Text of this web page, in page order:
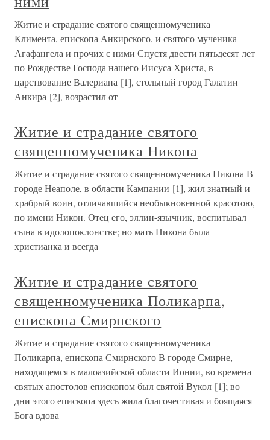
Житие и страдание святого священномученика
Климента, епископа Анкирского, и святого мученика
Агафангела и прочих с ними Спустя двести пятьдесят лет
по Рождестве Господа нашего Иисуса Христа, в
царствование Валериана [1], стольный город Галатии
Анкира [2], возрастил от
Житие и страдание святого
священномученика Никона
Житие и страдание святого священномученика Никона В
городе Неаполе, в области Кампании [1], жил знатный и
храбрый воин, отличавшийся необыкновенной красотою,
по имени Никон. Отец его, эллин-язычник, воспитывал
сына в идолопоклонстве; но мать Никона была
христианка и всегда
Житие и страдание святого
священномученика Поликарпа,
епископа Смирнского
Житие и страдание святого священномученика
Поликарпа, епископа Смирнского В городе Смирне,
находящемся в малоазийской области Ионии, во времена
святых апостолов епископом был святой Вукол [1]; во
дни этого епископа здесь жила благочестивая и боящаяся
Бога вдова